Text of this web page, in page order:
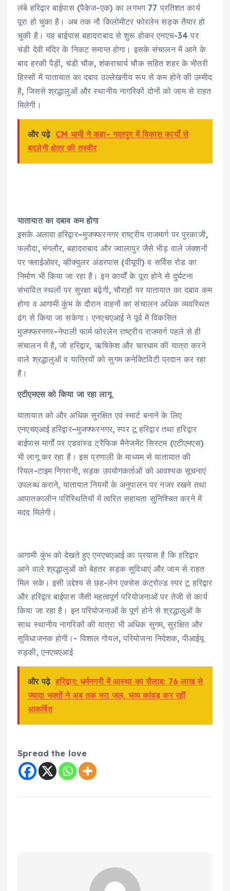
लंबे हरिद्वार बाईपास (पैकेज-एक) का लगभग 77 प्रतिशत कार्य
पूरा हो चुका है। अब तक नौ किलोमीटर फोरलेन सड़क तैयार हो
चुकी है। यह बाईपास बहादराबाद से शुरू होकर एनएच-34 पर
चंडी देवी मंदिर के निकट समाप्त होगा। इसके संचालन में आने के
बाद हरकी पैड़ी, चंडी चौक, शंकराचार्य चौक सहित शहर के भीतरी
हिस्सों में यातायात का दबाव उल्लेखनीय रूप से कम होने की उम्मीद
है, जिससे श्रद्धालुओं और स्थानीय नागरिकों दोनों को जाम से राहत
मिलेगी।
और पढ़े CM धामी ने कहा- गदरपुर में विकास कार्यों से
बदलेगी क्षेत्र की तस्वीर
यातायात का दबाव कम होगा
इसके अलावा हरिद्वार–मुजफ्फरनगर राष्ट्रीय राजमार्ग पर पुरकाजी,
फलौदा, मंगलौर, बहादराबाद और ज्वालापुर जैसे भीड़ वाले जंक्शनों
पर फ्लाईओवर, व्हीक्युलर अंडरपास (वीयूपी) व सर्विस रोड का
निर्माण भी किया जा रहा है। इन कार्यों के पूरा होने से दुर्घटना
संभावित स्थलों पर सुरक्षा बढ़ेगी, चौराहों पर यातायात का दबाव कम
होगा व आगामी कुंभ के दौरान वाहनों का संचालन अधिक व्यवस्थित
ढंग से किया जा सकेगा। एनएचएआई ने पूर्व में विकसित
मुजफ्फरनगर–नेपाली फार्म फोरलेन राष्ट्रीय राजमार्ग पहले से ही
संचालन में है, जो हरिद्वार, ऋषिकेश और चारधाम की यात्रा करने
वाले श्रद्धालुओं व यात्रियों को सुगम कनेक्टिविटी प्रदान कर रहा
है।
एटीएमएस को किया जा रहा लागू
यातायात को और अधिक सुरक्षित एवं स्मार्ट बनाने के लिए
एनएचएआई हरिद्वार–मुजफ्फरनगर, स्पर टू हरिद्वार तथा हरिद्वार
बाईपास मार्गों पर एडवांस्ड ट्रैफिक मैनेजमेंट सिस्टम (एटीएमएस)
भी लागू कर रहा है। इस प्रणाली के माध्यम से यातायात की
रियल-टाइम निगरानी, सड़क उपयोगकर्ताओं को आवश्यक सूचनाएं
उपलब्ध कराने, यातायात नियमों के अनुपालन पर नजर रखने तथा
आपातकालीन परिस्थितियों में त्वरित सहायता सुनिश्चित करने में
मदद मिलेगी।
आगामी कुंभ को देखते हुए एनएचएआई का प्रयास है कि हरिद्वार
आने वाले श्रद्धालुओं को बेहतर सड़क सुविधाएं और जाम से राहत
मिल सके। इसी उद्देश्य से छह-लेन एक्सेस कंट्रोल्ड स्पर टू हरिद्वार
और हरिद्वार बाईपास जैसी महत्वपूर्ण परियोजनाओं पर तेजी से कार्य
किया जा रहा है। इन परियोजनाओं के पूर्ण होने से श्रद्धालुओं के
साथ स्थानीय नागरिकों की यात्रा भी अधिक सुगम, सुरक्षित और
सुविधाजनक होगी।- विशाल गोयल, परियोजना निदेशक, पीआईयू
रुड़की, एनएचएआई
और पढ़े हरिद्वार: धर्मनगरी में आस्था का सैलाब: 76 लाख से
ज्यादा भक्तों ने अब तक भरा जल, भव्य कांवड़ कर रहीं
आकर्षित
Spread the love